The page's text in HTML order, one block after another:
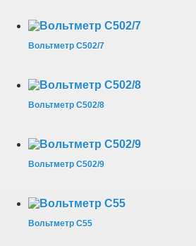
Вольтметр С502/7
Вольтметр С502/8
Вольтметр С502/9
Вольтметр С55